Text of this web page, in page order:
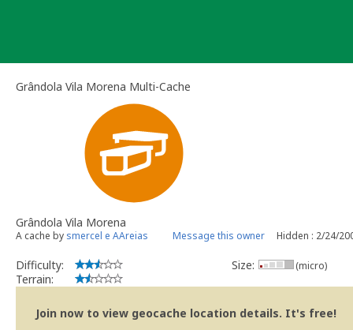
Grândola Vila Morena Multi-Cache
Grândola Vila Morena
A cache by smercel e AAreias Message this owner Hidden : 2/24/
Difficulty:
Terrain:
Size: (micro)
Join now to view geocache location details. It's free!